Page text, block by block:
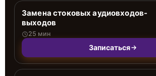
Замена стоковых аудиовходов-
выходов
25 мин
Записаться